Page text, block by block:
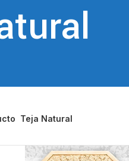
Teja Natural